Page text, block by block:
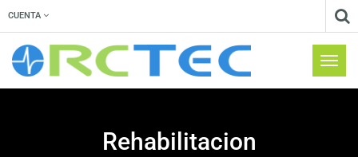
CUENTA
Menú
de
Rehabilitacion